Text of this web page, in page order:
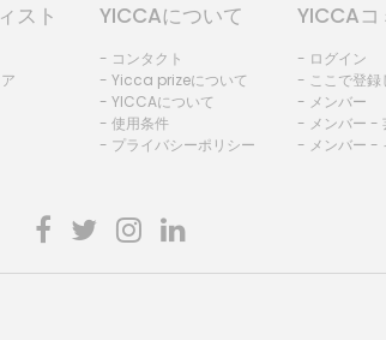
スト YICCAについて
- コンタクト
- Yicca prizeについて
- YICCAについて
- 使用条件
- プライバシーポリシー
YICCA
- ログイン
- ここで登録
- メンバー
- メンバー -
- メンバー -